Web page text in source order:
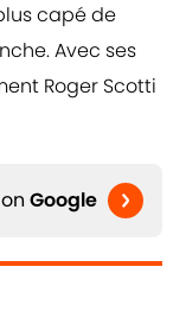
capé de
Avec ses
Roger Scotti
Google